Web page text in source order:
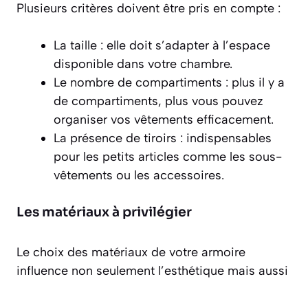
Plusieurs critères doivent être pris en compte :
La taille : elle doit s’adapter à l’espace
disponible dans votre chambre.
Le nombre de compartiments : plus il y a
de compartiments, plus vous pouvez
organiser vos vêtements efficacement.
La présence de tiroirs : indispensables
pour les petits articles comme les sous-
vêtements ou les accessoires.
Les matériaux à privilégier
Le choix des matériaux de votre armoire
influence non seulement l’esthétique mais aussi